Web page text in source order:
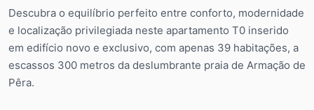
Descubra o equilíbrio perfeito entre conforto, modernidade
e localização privilegiada neste apartamento T0 inserido
em edifício novo e exclusivo, com apenas 39 habitações, a
escassos 300 metros da deslumbrante praia de Armação de
Pêra.